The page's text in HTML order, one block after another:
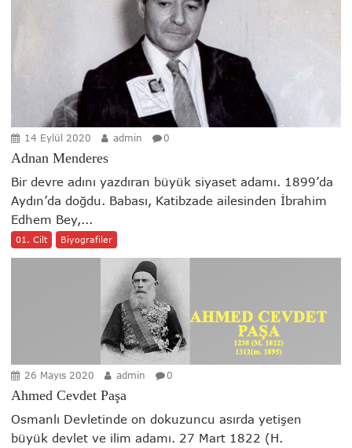
14 Eylül 2020 admin 0
Adnan Menderes
Bir devre adını yazdıran büyük siyaset adamı. 1899’da
Aydın’da doğdu. Babası, Katibzade ailesinden İbrahim
Edhem Bey,...
01. Cilt Biyografiler
26 Mayıs 2020 admin 0
Ahmed Cevdet Paşa
Osmanlı Devletinde on dokuzuncu asırda yetişen
büyük devlet ve ilim adamı. 27 Mart 1822 (H.